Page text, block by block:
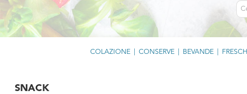
COLAZIONE CONSERVE BEVANDE FRESCHI
SNACK